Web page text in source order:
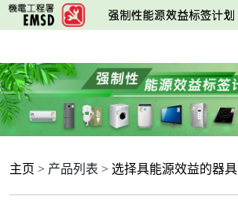
跳
至
要
内
容
主页 > 产品列表 > 选择具能源效益的器具